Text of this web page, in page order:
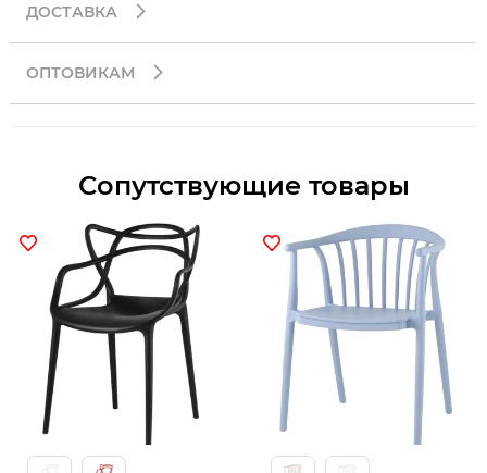
ДОСТАВКА
ОПТОВИКАМ
Сопутствующие товары